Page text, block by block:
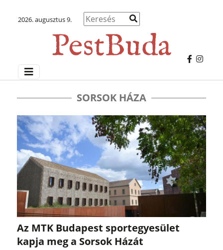
2026. augusztus 9.
SORSOK HÁZA
Az MTK Budapest sportegyesület
kapja meg a Sorsok Házát